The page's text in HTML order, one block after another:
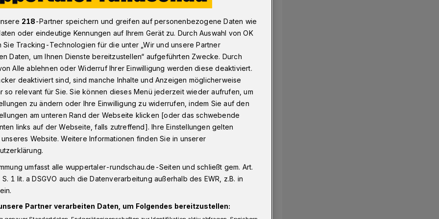
Wuppertaler Stadtwerke: „Adventslaterne“ als Dankeschön
als
Stadtwerke (WSW) bedanken sich im
besonderen Aktion bei den
im „WSW Digital-Reallabor“ Schöller-
218-Partner speichern und greifen auf personenbezogene Daten wie
oder eindeutige Kennungen auf Ihrem Gerät zu. Durch Auswahl von OK
Sie Tracking-Technologien für die unter „Wir und unsere Partner
Daten, um Ihnen Dienste bereitzustellen“ aufgeführten Zwecke. Durch
Alle ablehnen oder Widerruf Ihrer Einwilligung werden diese deaktiviert.
deaktiviert sind, sind manche Inhalte und Anzeigen möglicherweise
so relevant für Sie. Sie können dieses Menü jederzeit wieder aufrufen, um
zu ändern oder Ihre Einwilligung zu widerrufen, indem Sie auf den
am unteren Rand der Webseite klicken [oder das schwebende
links auf der Webseite, falls zutreffend]. Ihre Einstellungen gelten
Website. Weitere Informationen finden Sie in unserer
umfasst alle wuppertaler-rundschau.de-Seiten und schließt gem. Art.
1 lit. a DSGVO auch die Datenverarbeitung außerhalb des EWR, z.B. in
Partner verarbeiten Daten, um Folgendes bereitzustellen: